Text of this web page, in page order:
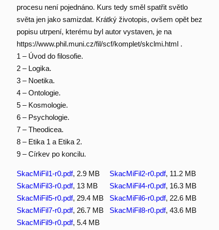
procesu není pojednáno. Kurs tedy směl spatřit světlo
světa jen jako samizdat. Krátký životopis, ovšem opět bez
popisu utrpení, kterému byl autor vystaven, je na
https://www.phil.muni.cz/fil/scf/komplet/skclmi.html .
1 – Úvod do filosofie.
2 – Logika.
3 – Noetika.
4 – Ontologie.
5 – Kosmologie.
6 – Psychologie.
7 – Theodicea.
8 – Etika 1 a Etika 2.
9 – Církev po koncilu.
SkacMiFil1-r0.pdf, 2.9 MB SkacMiFil2-r0.pdf, 11.2 MB
SkacMiFil3-r0.pdf, 13 MB SkacMiFil4-r0.pdf, 16.3 MB
SkacMiFil5-r0.pdf, 29.4 MB SkacMiFil6-r0.pdf, 22.6 MB
SkacMiFil7-r0.pdf, 26.7 MB SkacMiFil8-r0.pdf, 43.6 MB
SkacMiFil9-r0.pdf, 5.4 MB